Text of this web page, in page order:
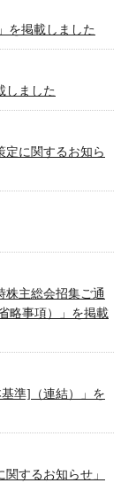
を掲載しました
しました
定に関するお知ら
株主総会招集ご通
略事項）」を掲載
準]（連結）」を
するお知らせ」